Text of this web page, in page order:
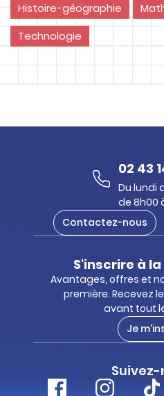
Histoire-géographie
Technologie
02 43
Du lundi
de 8h00
Contactez-nous
S'inscrire à
Avantages, offres et
première. Recevez
avant tout
Je
Suivez-